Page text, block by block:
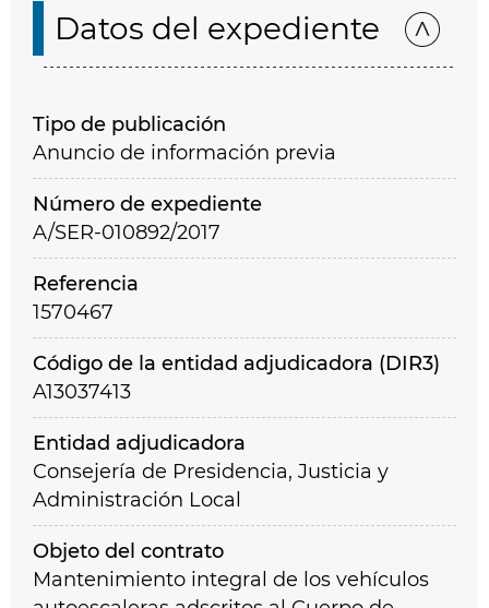
Datos del expediente
Tipo de publicación
Anuncio de información previa
Número de expediente
A/SER-010892/2017
Referencia
1570467
Código de la entidad adjudicadora (DIR3)
A13037413
Entidad adjudicadora
Consejería de Presidencia, Justicia y
Administración Local
Objeto del contrato
Mantenimiento integral de los vehículos